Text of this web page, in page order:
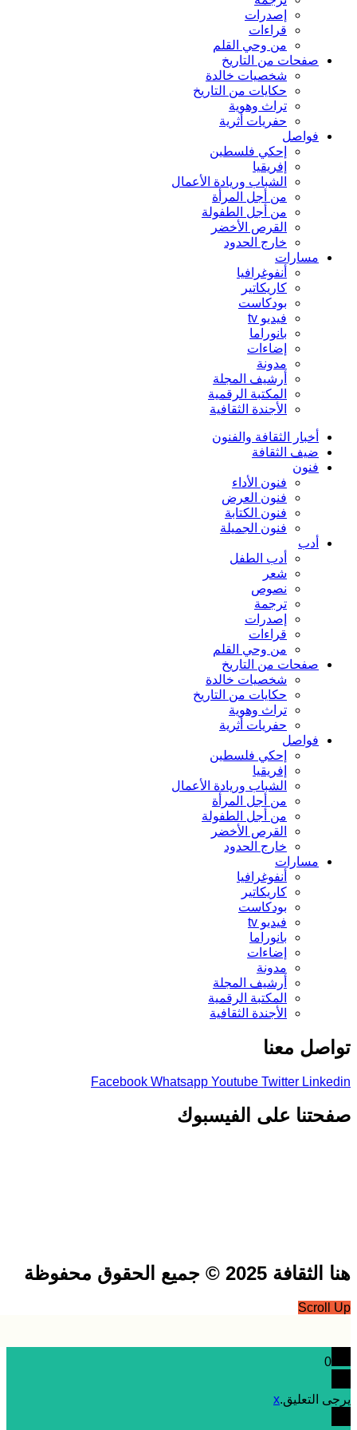
إصدرات
قراءات
من وحي القلم
صفحات من التاريخ
شخصيات خالدة
حكايات من التاريخ
تراث وهوية
حفريات أثرية
فواصل
إحكي فلسطين
إفريقيا
الشباب وريادة الأعمال
من أجل المرأة
من أجل الطفولة
القرص الأخضر
خارج الحدود
مسارات
أنفوغرافيا
كاريكاتير
بودكاست
فيديو tv
بانوراما
إضاءات
مدونة
أرشيف المجلة
المكتبة الرقمية
الأجندة الثقافية
أخبار الثقافة والفنون
ضيف الثقافة
فنون
فنون الأداء
فنون العرض
فنون الكتابة
فنون الجميلة
أدب
أدب الطفل
شعر
نصوص
ترجمة
إصدرات
قراءات
من وحي القلم
صفحات من التاريخ
شخصيات خالدة
حكايات من التاريخ
تراث وهوية
حفريات أثرية
فواصل
إحكي فلسطين
إفريقيا
الشباب وريادة الأعمال
من أجل المرأة
من أجل الطفولة
القرص الأخضر
خارج الحدود
مسارات
أنفوغرافيا
كاريكاتير
بودكاست
فيديو tv
بانوراما
إضاءات
مدونة
أرشيف المجلة
المكتبة الرقمية
الأجندة الثقافية
معنا
Facebook Whatsapp Youtube Twitter
على الفيسبوك
2025 © جميع الحقوق محفوظة
التعليق.x